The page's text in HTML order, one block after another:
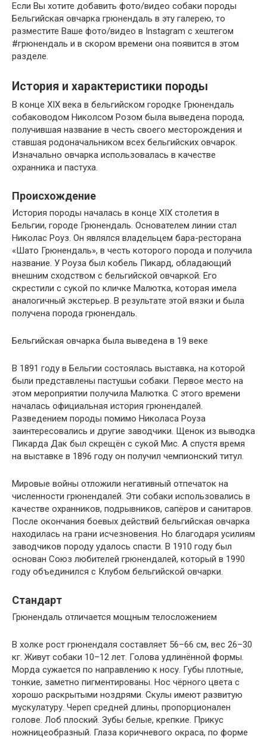
Если Вы хотите добавить фото/видео собаки породы
Бельгийская овчарка грюнендаль в эту галерею, то
разместите Ваше фото/видео в Instagram с хештегом
#грюнендаль и в скором времени она появится в этом
разделе.
История и характеристики породы
В конце XIX века в бельгийском городке Грюнендаль
собаководом Николсом Розом была выведена порода,
получившая название в честь своего месторождения и
ставшая родоначальником всех бельгийских овчарок.
Изначально овчарка использовалась в качестве
охранника и пастуха.
Происхождение
История породы началась в конце XIX столетия в
Бельгии, городе Грюнендаль. Основателем линии стал
Николас Роуз. Он являлся владельцем бара-ресторана
«Шато Грюнендаль», в честь которого порода и получила
название. У Роуза был кобель Пикард, обладающий
внешним сходством с бельгийской овчаркой. Его
скрестили с сукой по кличке Малютка, которая имела
аналогичный экстерьер. В результате этой вязки и была
получена порода грюнендаль.
Бельгийская овчарка была выведена в 19 веке
В 1891 году в Бельгии состоялась выставка, на которой
были представлены пастушьи собаки. Первое место на
этом мероприятии получила Малютка. С этого времени
началась официальная история грюнендалей.
Разведением породы помимо Николаса Роуза
заинтересовались и другие заводчики. Щенок из выводка
Пикарда Дак был скрещён с сукой Мис. А спустя время
на выставке в 1896 году он получил чемпионский титул.
Мировые войны отложили негативный отпечаток на
численности грюнендалей. Эти собаки использовались в
качестве охранников, подрывников, сапёров и санитаров.
После окончания боевых действий бельгийская овчарка
находилась на грани исчезновения. Но благодаря усилиям
заводчиков породу удалось спасти. В 1910 году был
основан Союз любителей грюнендалей, который в 1990
году объединился с Клубом бельгийской овчарки.
Стандарт
Грюнендаль отличается мощным телосложением
В холке рост грюнендаля составляет 56–66 см, вес 26–30
кг. Живут собаки 10–12 лет. Голова удлинённой формы.
Морда сужается по направлению к носу. Губы плотные,
тонкие, заметно пигментированы. Нос чёрного цвета с
хорошо раскрытыми ноздрями. Скулы имеют развитую
мускулатуру. Череп средней длины, пропорционален
голове. Лоб плоский. Зубы белые, крепкие. Прикус
ножницеобразный. Глаза коричневого окраса, по форме